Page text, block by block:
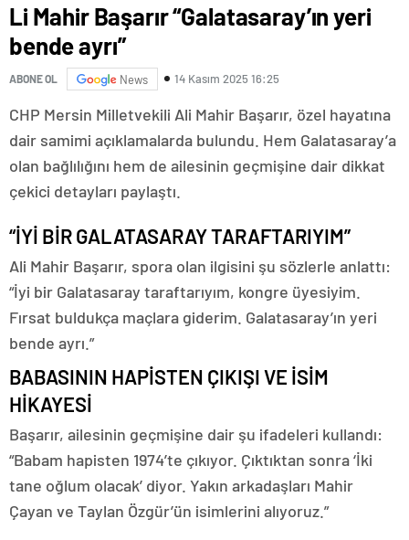
Li Mahir Başarır “Galatasaray’ın yeri
bende ayrı”
ABONE OL News 14 Kasım 2025 16:25
CHP Mersin Milletvekili Ali Mahir Başarır, özel hayatına
dair samimi açıklamalarda bulundu. Hem Galatasaray’a
olan bağlılığını hem de ailesinin geçmişine dair dikkat
çekici detayları paylaştı.
“İYİ BİR GALATASARAY TARAFTARIYIM”
Ali Mahir Başarır, spora olan ilgisini şu sözlerle anlattı:
“İyi bir Galatasaray taraftarıyım, kongre üyesiyim.
Fırsat buldukça maçlara giderim. Galatasaray’ın yeri
bende ayrı.”
BABASININ HAPİSTEN ÇIKIŞI VE İSİM
HİKAYESİ
Başarır, ailesinin geçmişine dair şu ifadeleri kullandı:
“Babam hapisten 1974’te çıkıyor. Çıktıktan sonra ‘İki
tane oğlum olacak’ diyor. Yakın arkadaşları Mahir
Çayan ve Taylan Özgür’ün isimlerini alıyoruz.”